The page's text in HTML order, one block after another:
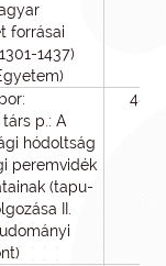
forrásai
1437)
p.: A
hódoltság
peremvidék
(tapu-
II.
48